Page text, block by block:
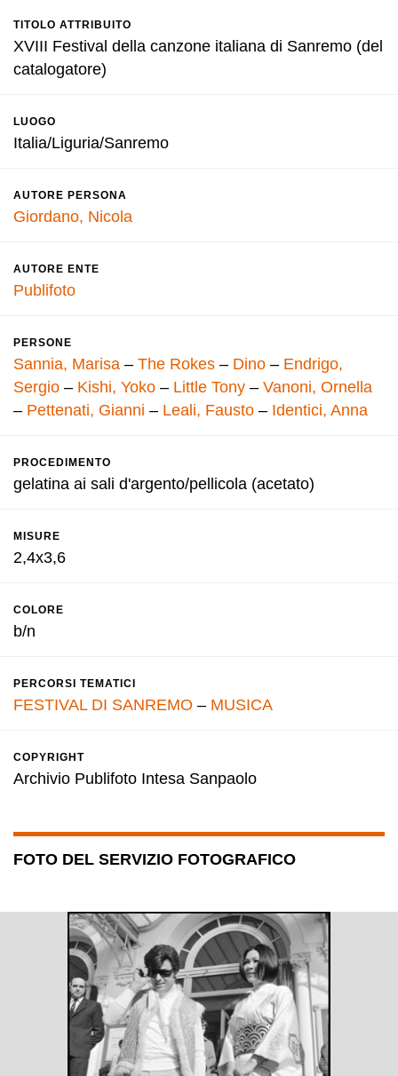
TITOLO ATTRIBUITO
XVIII Festival della canzone italiana di Sanremo (del
catalogatore)
LUOGO
Italia/Liguria/Sanremo
AUTORE PERSONA
Giordano, Nicola
AUTORE ENTE
Publifoto
PERSONE
Sannia, Marisa – The Rokes – Dino – Endrigo,
Sergio – Kishi, Yoko – Little Tony – Vanoni, Ornella
– Pettenati, Gianni – Leali, Fausto – Identici, Anna
PROCEDIMENTO
gelatina ai sali d'argento/pellicola (acetato)
MISURE
2,4x3,6
COLORE
b/n
PERCORSI TEMATICI
FESTIVAL DI SANREMO – MUSICA
COPYRIGHT
Archivio Publifoto Intesa Sanpaolo
FOTO DEL SERVIZIO FOTOGRAFICO